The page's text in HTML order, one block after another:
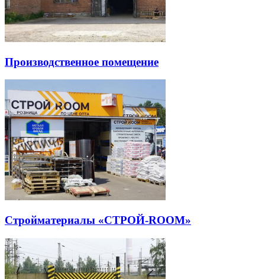
Производственное помещение
Стройматериалы «СТРОЙ-ROOM»